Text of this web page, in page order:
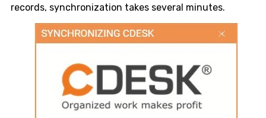
records, synchronization takes several minutes.